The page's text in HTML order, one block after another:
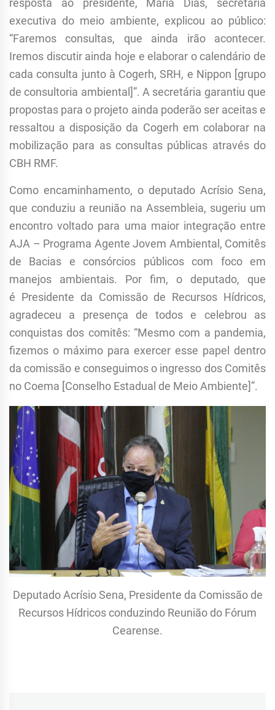
executiva do meio ambiente, explicou ao público:
“Faremos consultas, que ainda irão acontecer.
Iremos discutir ainda hoje e elaborar o calendário de
cada consulta junto à Cogerh, SRH, e Nippon [grupo
de consultoria ambiental]”. A secretária garantiu que
propostas para o projeto ainda poderão ser aceitas e
ressaltou a disposição da Cogerh em colaborar na
mobilização para as consultas públicas através do
CBH RMF.
Como encaminhamento, o deputado Acrísio Sena,
que conduziu a reunião na Assembleia, sugeriu um
encontro voltado para uma maior integração entre
AJA – Programa Agente Jovem Ambiental, Comitês
de Bacias e consórcios públicos com foco em
manejos ambientais. Por fim, o deputado, que
é Presidente da Comissão de Recursos Hídricos,
agradeceu a presença de todos e celebrou as
conquistas dos comitês: “Mesmo com a pandemia,
fizemos o máximo para exercer esse papel dentro
da comissão e conseguimos o ingresso dos Comitês
no Coema [Conselho Estadual de Meio Ambiente]”.
Deputado Acrísio Sena, Presidente da Comissão de
Recursos Hídricos conduzindo Reunião do Fórum
Cearense.